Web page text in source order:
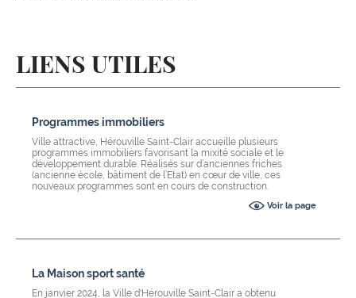
LIENS UTILES
Programmes immobiliers
Ville attractive, Hérouville Saint-Clair accueille plusieurs
programmes immobiliers favorisant la mixité sociale et le
développement durable. Réalisés sur d’anciennes friches
(ancienne école, bâtiment de l’Etat) en cœur de ville, ces
nouveaux programmes sont en cours de construction.
Voir la page
La Maison sport santé
En janvier 2024, la Ville d'Hérouville Saint-Clair a obtenu